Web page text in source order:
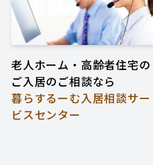
老人ホーム・高齢者住宅の
ご入居のご相談なら
暮らするーむ入居相談サー
ビスセンター